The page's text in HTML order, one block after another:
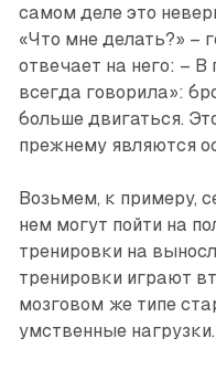
самом деле это
«Что мне делать?» –
отвечает на него: – В
всегда говорила»:
больше двигаться.
прежнему являются
Возьмем, к примеру,
нем могут пойти на
тренировки на
тренировки играют
мозговом же типе
умственные нагрузки.